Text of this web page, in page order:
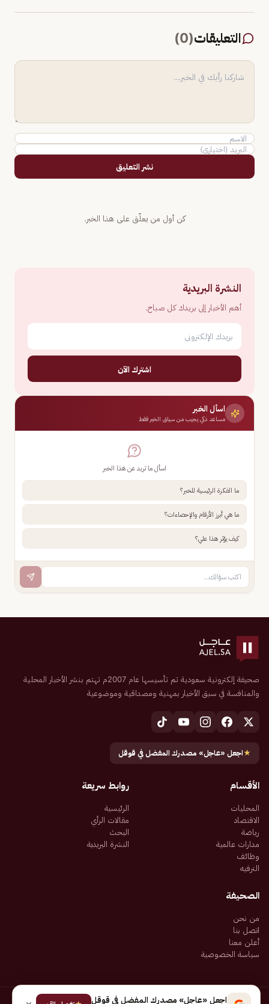
التعليقات(
0
)
نشر التعليق
كن أول من يعلّق على هذا الخبر.
النشرة البريدية
أهم الأخبار إلى بريدك كل صباح.
اشترك الآن
اسأل الخبر
مساعد ذكي يجيب من سياق الخبر فقط
اسأل ما تريد عن هذا الخبر
ما الفكرة الرئيسية للخبر؟
ما هي أبرز الأرقام والإحصاءات؟
كيف يؤثر هذا علي؟
صحيفة إلكترونية سعودية تم تأسيسها عام 2007م تهتم بنشر الأخبار المحلية
والمنافسة في سبق الأخبار بمهنية ومصداقية وموضوعية
★اجعل «عاجل» مصدرك المفضل في قوقل
الأقسام
المحليات
الاقتصاد
رياضة
مدارات عالمية
وظائف
الترفيه
روابط سريعة
الرئيسية
مقالات الرأي
البحث
النشرة البريدية
الصحيفة
من نحن
اتصل بنا
أعلن معنا
سياسة الخصوصية
اجعل «عاجل» مصدرك المفضل في قوقل